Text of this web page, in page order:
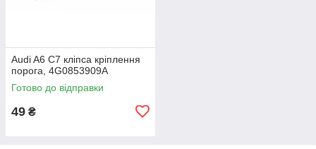
Audi A6 C7 кліпса кріплення
порога, 4G0853909A
Готово до відправки
49 ₴